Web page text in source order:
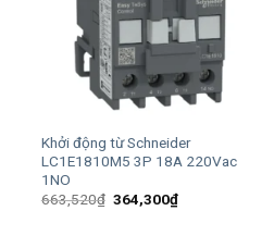
Khởi động từ Schneider
LC1E1810M5 3P 18A 220Vac
1NO
663,520₫ Giá
364,300₫Giá
hiện